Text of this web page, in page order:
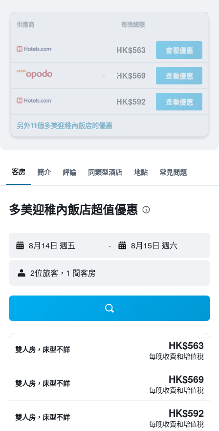
供應商 每晚總額
HK$563 查看優惠
HK$569 查看優惠
HK$592 查看優惠
另外11個多美迎稚內飯店​的優惠
客房 簡介 評論 同類型酒店 地點 常見問題
多美迎稚內飯店超值優惠
8月14日 週五 - 8月15日 週六
2位旅客，1 間客房
雙人房，床型不詳 HK$563
每晚收費和增值稅
雙人房，床型不詳 HK$569
每晚收費和增值稅
雙人房，床型不詳 HK$592
每晚收費和增值稅